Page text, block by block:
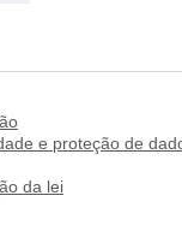
e proteção de
da lei